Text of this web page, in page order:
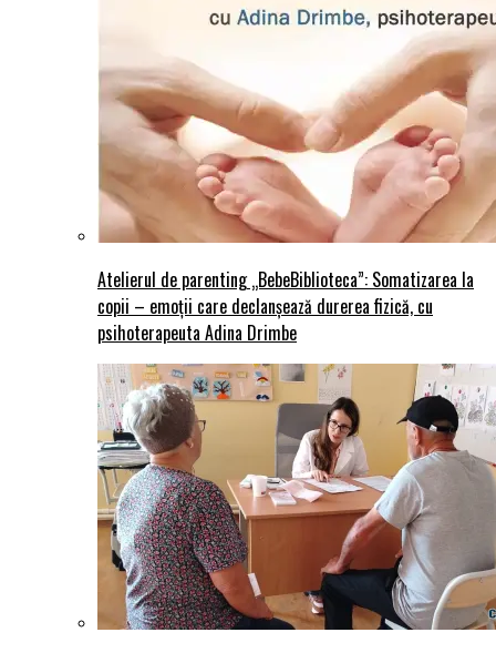
Atelierul de parenting „BebeBiblioteca”: Somatizarea la
copii – emoții care declanșează durerea fizică, cu
psihoterapeuta Adina Drimbe